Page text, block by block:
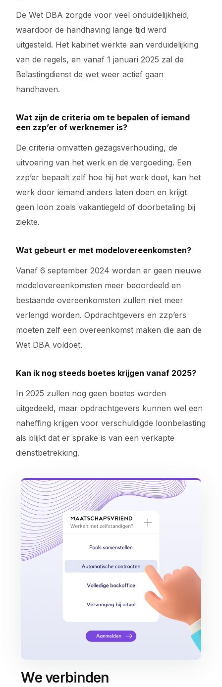
De Wet DBA zorgde voor veel onduidelijkheid,
waardoor de handhaving lange tijd werd
uitgesteld. Het kabinet werkte aan verduidelijking
van de regels, en vanaf 1 januari 2025 zal de
Belastingdienst de wet weer actief gaan
handhaven.
Wat zijn de criteria om te bepalen of iemand
een zzp’er of werknemer is?
De criteria omvatten gezagsverhouding, de
uitvoering van het werk en de vergoeding. Een
zzp’er bepaalt zelf hoe hij het werk doet, kan het
werk door iemand anders laten doen en krijgt
geen loon zoals vakantiegeld of doorbetaling bij
ziekte.
Wat gebeurt er met modelovereenkomsten?
Vanaf 6 september 2024 worden er geen nieuwe
modelovereenkomsten meer beoordeeld en
bestaande overeenkomsten zullen niet meer
verlengd worden. Opdrachtgevers en zzp’ers
moeten zelf een overeenkomst maken die aan de
Wet DBA voldoet.
Kan ik nog steeds boetes krijgen vanaf 2025?
In 2025 zullen nog geen boetes worden
uitgedeeld, maar opdrachtgevers kunnen wel een
naheffing krijgen voor verschuldigde loonbelasting
als blijkt dat er sprake is van een verkapte
dienstbetrekking.
We verbinden